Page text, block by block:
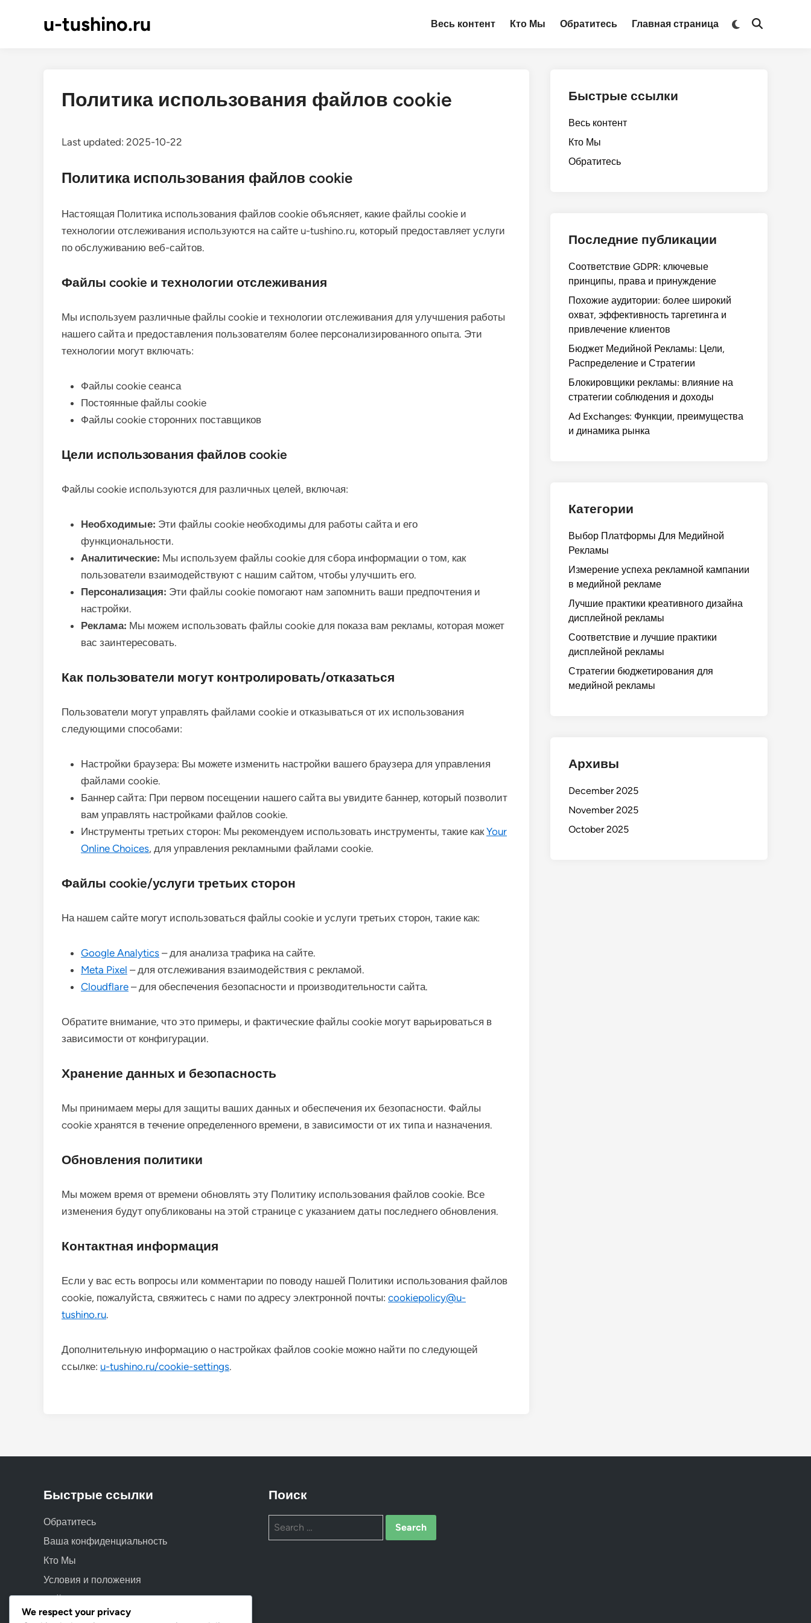
u-tushino.ru Весь контент Кто Мы Обратитесь Главная страница
Switch
Open
Политика использования файлов cookie
Last updated: 2025-10-22
Политика использования файлов cookie
Настоящая Политика использования файлов cookie объясняет, какие файлы cookie и
технологии отслеживания используются на сайте u-tushino.ru, который предоставляет услуги
по обслуживанию веб-сайтов.
Файлы cookie и технологии отслеживания
Мы используем различные файлы cookie и технологии отслеживания для улучшения работы
нашего сайта и предоставления пользователям более персонализированного опыта. Эти
технологии могут включать:
Файлы cookie сеанса
Постоянные файлы cookie
Файлы cookie сторонних поставщиков
Цели использования файлов cookie
Файлы cookie используются для различных целей, включая:
Необходимые: Эти файлы cookie необходимы для работы сайта и его
функциональности.
Аналитические: Мы используем файлы cookie для сбора информации о том, как
пользователи взаимодействуют с нашим сайтом, чтобы улучшить его.
Персонализация: Эти файлы cookie помогают нам запомнить ваши предпочтения и
настройки.
Реклама: Мы можем использовать файлы cookie для показа вам рекламы, которая может
вас заинтересовать.
Как пользователи могут контролировать/отказаться
Пользователи могут управлять файлами cookie и отказываться от их использования
следующими способами:
Настройки браузера: Вы можете изменить настройки вашего браузера для управления
файлами cookie.
Баннер сайта: При первом посещении нашего сайта вы увидите баннер, который позволит
вам управлять настройками файлов cookie.
Инструменты третьих сторон: Мы рекомендуем использовать инструменты, такие какYour
Online Choices, для управления рекламными файлами cookie.
Файлы cookie/услуги третьих сторон
На нашем сайте могут использоваться файлы cookie и услуги третьих сторон, такие как:
Google Analytics – для анализа трафика на сайте.
Meta Pixel – для отслеживания взаимодействия с рекламой.
Cloudflare – для обеспечения безопасности и производительности сайта.
Обратите внимание, что это примеры, и фактические файлы cookie могут варьироваться в
зависимости от конфигурации.
Хранение данных и безопасность
Мы принимаем меры для защиты ваших данных и обеспечения их безопасности. Файлы
cookie хранятся в течение определенного времени, в зависимости от их типа и назначения.
Обновления политики
Мы можем время от времени обновлять эту Политику использования файлов cookie. Все
изменения будут опубликованы на этой странице с указанием даты последнего обновления.
Контактная информация
Если у вас есть вопросы или комментарии по поводу нашей Политики использования файлов
cookie, пожалуйста, свяжитесь с нами по адресу электронной почты: cookiepolicy@u-
tushino.ru.
Дополнительную информацию о настройках файлов cookie можно найти по следующей
ссылке: u-tushino.ru/cookie-settings.
Быстрые ссылки
Весь контент
Кто Мы
Обратитесь
Последние публикации
Соответствие GDPR: ключевые
принципы, права и принуждение
Похожие аудитории: более широкий
охват, эффективность таргетинга и
привлечение клиентов
Бюджет Медийной Рекламы: Цели,
Распределение и Стратегии
Блокировщики рекламы: влияние на
стратегии соблюдения и доходы
Ad Exchanges: Функции, преимущества
и динамика рынка
Категории
Выбор Платформы Для Медийной
Рекламы
Измерение успеха рекламной кампании
в медийной рекламе
Лучшие практики креативного дизайна
дисплейной рекламы
Соответствие и лучшие практики
дисплейной рекламы
Стратегии бюджетирования для
медийной рекламы
Архивы
December 2025
November 2025
October 2025
Быстрые ссылки
Обратитесь
Ваша конфиденциальность
Кто Мы
Условия и положения
Файлы cookie и отслеживание
Поиск
Search
We respect your privacy